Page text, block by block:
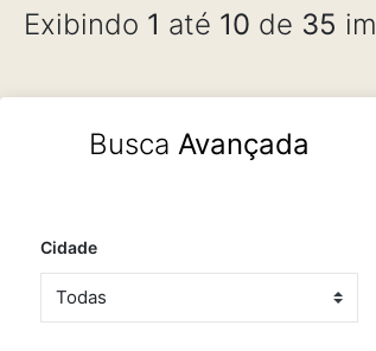
Exibindo 1 até 10 de 35
Busca Avançada
Cidade